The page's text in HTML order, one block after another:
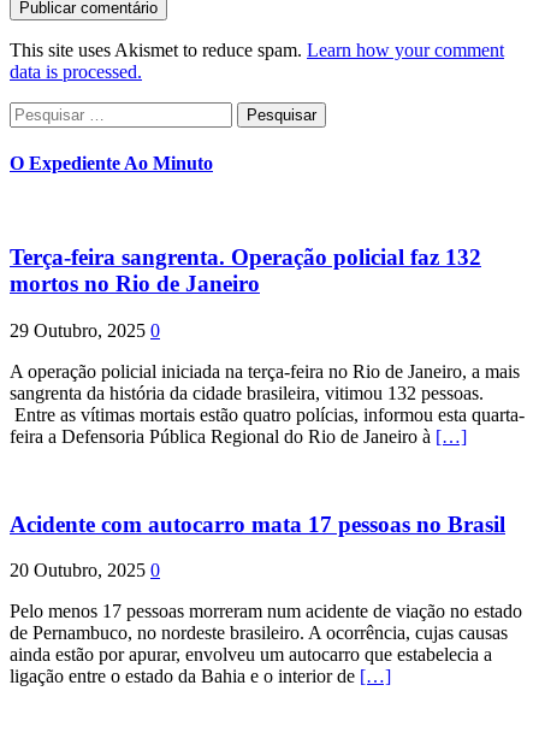
This site uses Akismet to reduce spam. Learn how your comment
data is processed.
Pesquisar
por:
O Expediente Ao Minuto
Terça-feira sangrenta. Operação policial faz 132
mortos no Rio de Janeiro
29 Outubro, 2025 0
A operação policial iniciada na terça-feira no Rio de Janeiro, a mais
sangrenta da história da cidade brasileira, vitimou 132 pessoas.
Entre as vítimas mortais estão quatro polícias, informou esta quarta-
feira a Defensoria Pública Regional do Rio de Janeiro à […]
Acidente com autocarro mata 17 pessoas no Brasil
20 Outubro, 2025 0
Pelo menos 17 pessoas morreram num acidente de viação no estado
de Pernambuco, no nordeste brasileiro. A ocorrência, cujas causas
ainda estão por apurar, envolveu um autocarro que estabelecia a
ligação entre o estado da Bahia e o interior de […]